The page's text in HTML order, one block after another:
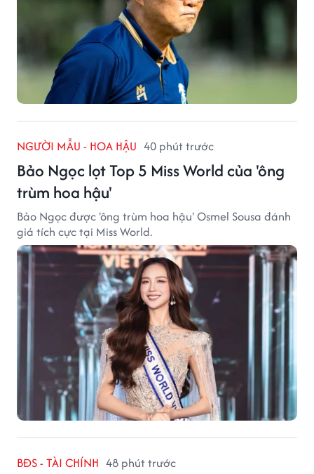
NGƯỜI MẪU - HOA HẬU 40 phút trước
Bảo Ngọc lọt Top 5 Miss World của 'ông
trùm hoa hậu'
Bảo Ngọc được 'ông trùm hoa hậu' Osmel Sousa đánh
giá tích cực tại Miss World.
BĐS - TÀI CHÍNH 48 phút trước